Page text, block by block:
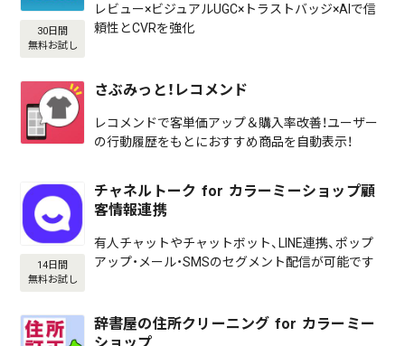
30日間
無料お試し
レビュー×ビジュアルUGC×トラストバッジ×AIで信
頼性とCVRを強化
さぶみっと！レコメンド
レコメンドで客単価アップ＆購入率改善！ユーザー
の行動履歴をもとにおすすめ商品を自動表示！
14日間
無料お試し
チャネルトーク for カラーミーショップ顧
客情報連携
有人チャットやチャットボット、LINE連携、ポップ
アップ・メール・SMSのセグメント配信が可能です
辞書屋の住所クリーニング for カラーミー